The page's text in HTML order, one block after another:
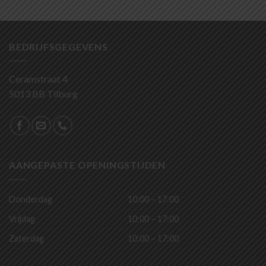
BEDRIJFSGEGEVENS
Ceramstraat 4
5013 BB Tilburg
AANGEPASTE OPENINGSTIJDEN
Donderdag
10:00 – 17:00
Vrijdag
10:00 – 17:00
Zaterdag
10:00 – 17:00